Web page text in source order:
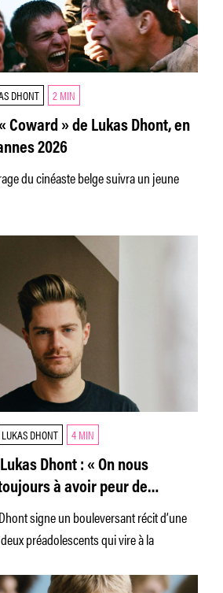
DHONT 2 MIN
Coward » de Lukas Dhont, en
2026
du cinéaste belge suivra un jeune
LUKAS DHONT 4 MIN
Lukas Dhont : « On nous
à avoir peur de
de la tendresse »
signe un bouleversant récit d’une
préadolescents qui vire à la